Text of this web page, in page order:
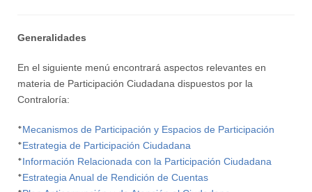
Generalidades
En el siguiente menú encontrará aspectos relevantes en
materia de Participación Ciudadana dispuestos por la
Contraloría:
*Mecanismos de Participación y Espacios de Participación
*Estrategia de Participación Ciudadana
*Información Relacionada con la Participación Ciudadana
*Estrategia Anual de Rendición de Cuentas